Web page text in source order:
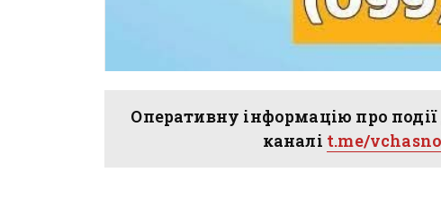
Оперативну інформацію про
каналі t.me/